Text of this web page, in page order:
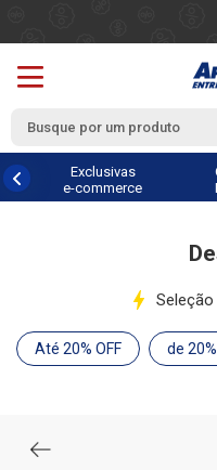
Exclusivas
e-commerce
Até 20% OFF de